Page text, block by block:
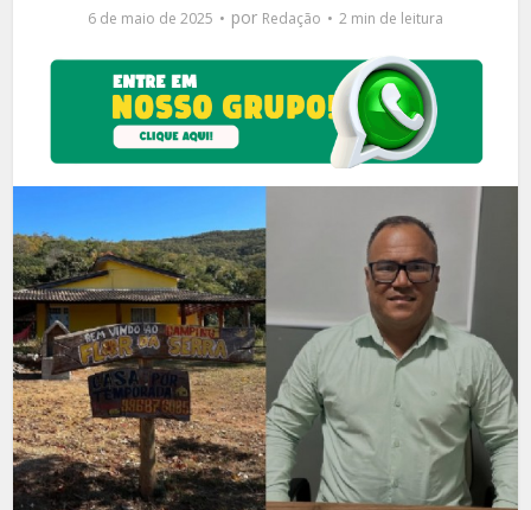
6 de maio de 2025 por Redação 2 min de leitura